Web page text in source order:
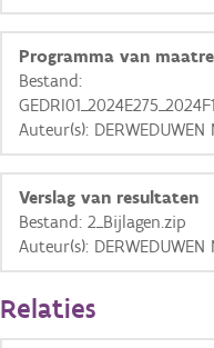
Basis Lagen
Ortho
GRB-Basiskaart
Programma van
Bestand:
Auteur(s):
Verslag van resultaten
Bestand: 2_Bijlagen.zip
Auteur(s):
Relaties